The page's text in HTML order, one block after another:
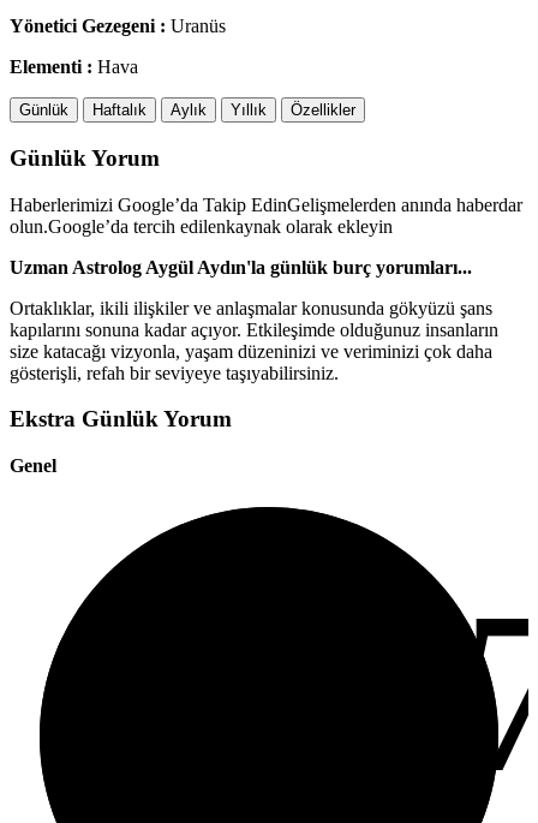
Yönetici Gezegeni : Uranüs
Elementi : Hava
Günlük Haftalık Aylık Yıllık Özellikler
Günlük Yorum
Haberlerimizi Google’da Takip EdinGelişmelerden anında haberdar
olun.Google’da tercih edilenkaynak olarak ekleyin
Uzman Astrolog Aygül Aydın'la günlük burç yorumları...
Ortaklıklar, ikili ilişkiler ve anlaşmalar konusunda gökyüzü şans
kapılarını sonuna kadar açıyor. Etkileşimde olduğunuz insanların
size katacağı vizyonla, yaşam düzeninizi ve veriminizi çok daha
gösterişli, refah bir seviyeye taşıyabilirsiniz.
Ekstra Günlük Yorum
Genel